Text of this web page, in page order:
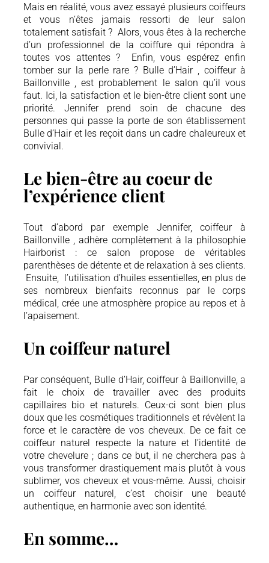
Mais en réalité, vous avez essayé plusieurs coiffeurs
et vous n’êtes jamais ressorti de leur salon
totalement satisfait ? Alors, vous êtes à la recherche
d’un professionnel de la coiffure qui répondra à
toutes vos attentes ? Enfin, vous espérez enfin
tomber sur la perle rare ? Bulle d’Hair , coiffeur à
Baillonville , est probablement le salon qu’il vous
faut. Ici, la satisfaction et le bien-être client sont une
priorité. Jennifer prend soin de chacune des
personnes qui passe la porte de son établissement
Bulle d’Hair et les reçoit dans un cadre chaleureux et
convivial.
Le bien-être au coeur de
l’expérience client
Tout d’abord par exemple Jennifer, coiffeur à
Baillonville , adhère complètement à la philosophie
Hairborist : ce salon propose de véritables
parenthèses de détente et de relaxation à ses clients.
Ensuite, l’utilisation d’huiles essentielles, en plus de
ses nombreux bienfaits reconnus par le corps
médical, crée une atmosphère propice au repos et à
l’apaisement.
Un coiffeur naturel
Par conséquent, Bulle d’Hair, coiffeur à Baillonville, a
fait le choix de travailler avec des produits
capillaires bio et naturels. Ceux-ci sont bien plus
doux que les cosmétiques traditionnels et révèlent la
force et le caractère de vos cheveux. De ce fait ce
coiffeur naturel respecte la nature et l’identité de
votre chevelure ; dans ce but, il ne cherchera pas à
vous transformer drastiquement mais plutôt à vous
sublimer, vos cheveux et vous-même. Aussi, choisir
un coiffeur naturel, c’est choisir une beauté
authentique, en harmonie avec son identité.
En somme…